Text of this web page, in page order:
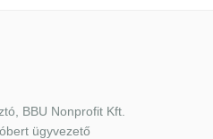
BBU Nonprofit Kft.
ügyvezető